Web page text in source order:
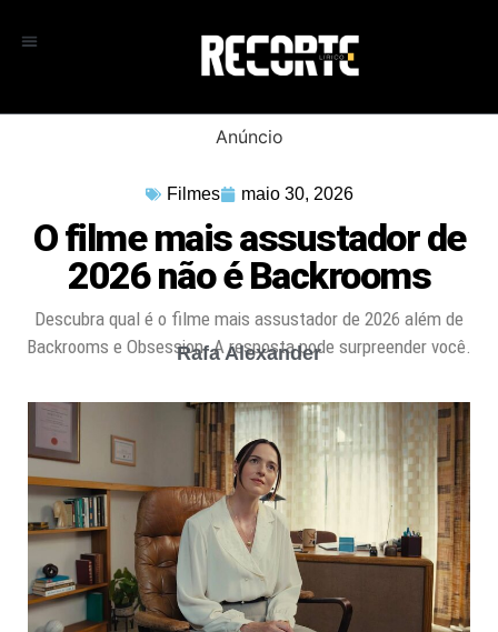
Anúncio
Filmes maio 30, 2026
O filme mais assustador de
2026 não é Backrooms
Descubra qual é o filme mais assustador de 2026 além de
Backrooms e Obsession. A resposta pode surpreender você.
Rafa Alexander